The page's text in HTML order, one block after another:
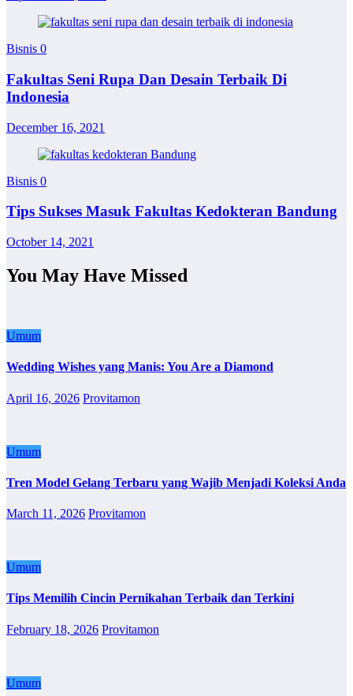
Bisnis 0
Fakultas Seni Rupa Dan Desain Terbaik Di
Indonesia
December 16, 2021
Bisnis 0
Tips Sukses Masuk Fakultas Kedokteran Bandung
October 14, 2021
You May Have Missed
Umum
Wedding Wishes yang Manis: You Are a Diamond
April 16, 2026 Provitamon
Umum
Tren Model Gelang Terbaru yang Wajib Menjadi Koleksi Anda
March 11, 2026 Provitamon
Umum
Tips Memilih Cincin Pernikahan Terbaik dan Terkini
February 18, 2026 Provitamon
Umum